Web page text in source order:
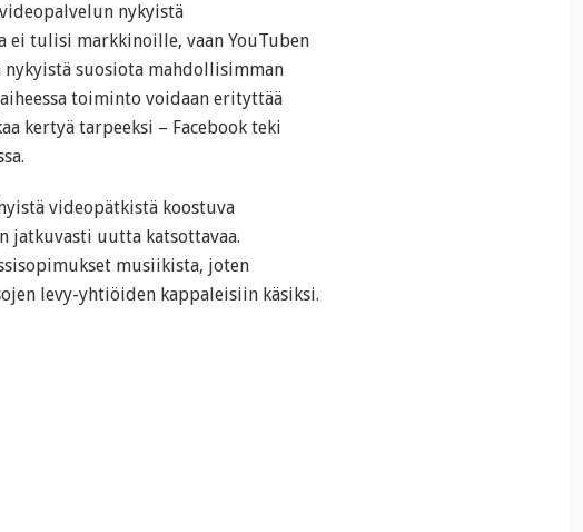
nykyistä
tulisi markkinoille, vaan YouTuben
suosiota mahdollisimman
toiminto voidaan erityttää
kertyä tarpeeksi – Facebook teki
videopätkistä koostuva
jatkuvasti uutta katsottavaa.
musiikista, joten
levy-yhtiöiden kappaleisiin käsiksi.